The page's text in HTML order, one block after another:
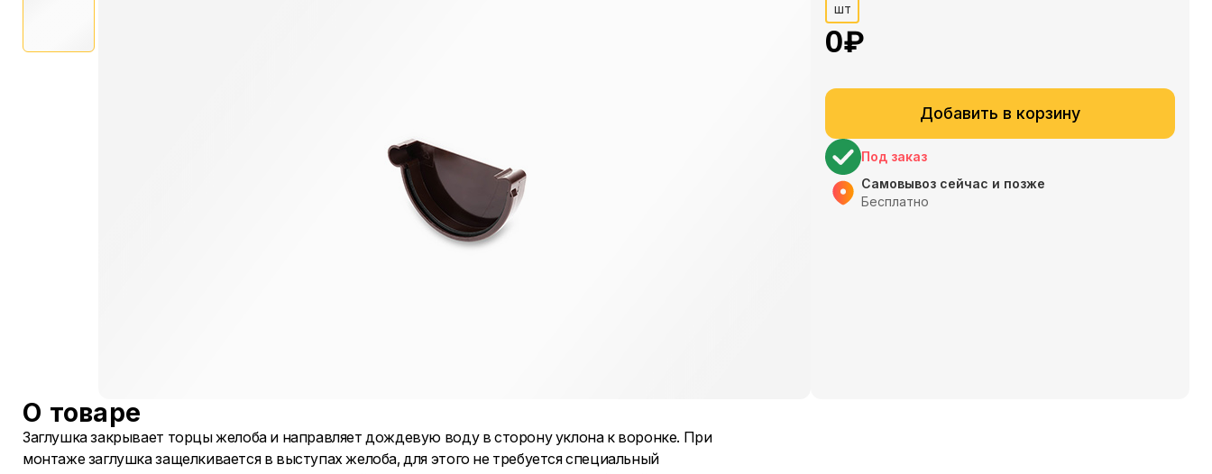
шт
0₽
Добавить в корзину
Под заказ
Самовывоз сейчас и позже
Бесплатно
О товаре
Заглушка закрывает торцы желоба и направляет дождевую воду в сторону уклона к воронке. При
монтаже заглушка защелкивается в выступах желоба, для этого не требуется специальный